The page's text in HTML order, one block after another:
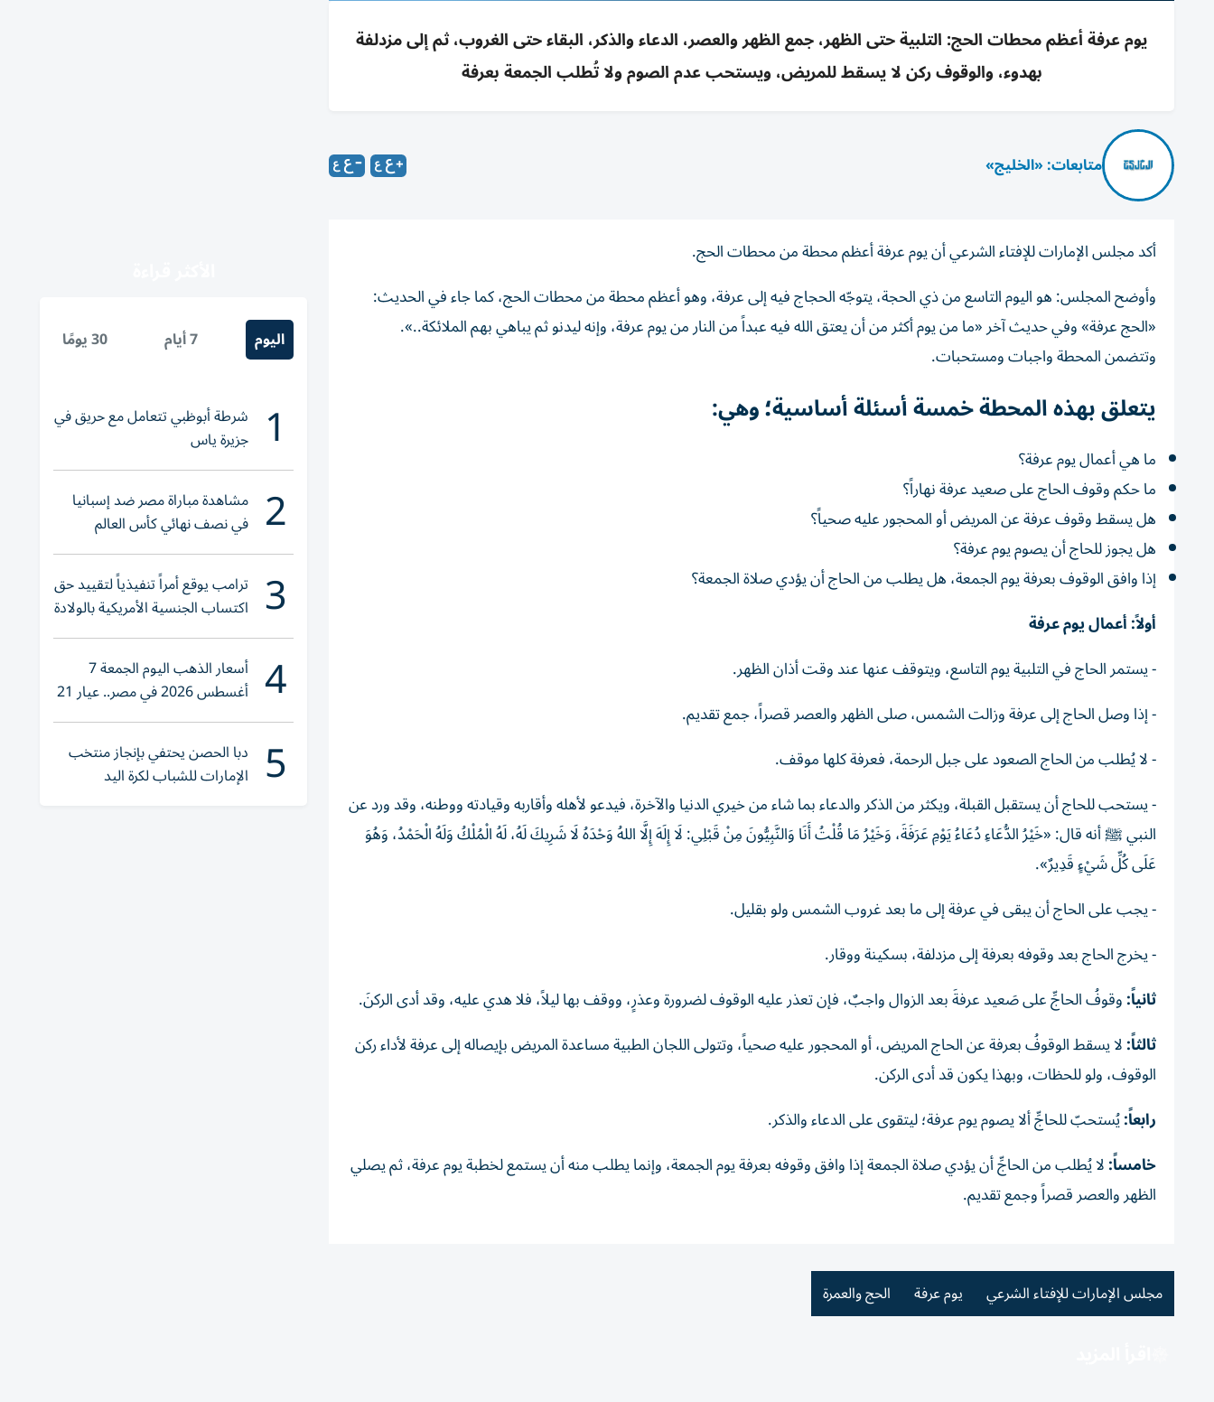
يوم عرفة أعظم محطات الحج: التلبية حتى الظهر، جمع الظهر والعصر، الدعاء والذكر، البقاء حتى الغروب، ثم إلى مزدلفة
بهدوء، والوقوف ركن لا يسقط للمريض، ويستحب عدم الصوم ولا تُطلب الجمعة بعرفة
متابعات: «الخليج»
أكد مجلس الإمارات للإفتاء الشرعي أن يوم عرفة أعظم محطة من محطات الحج.
وأوضح المجلس: هو اليوم التاسع من ذي الحجة، يتوجّه الحجاج فيه إلى عرفة، وهو أعظم محطة من محطات الحج، كما جاء في الحديث:
«الحج عرفة» وفي حديث آخر «ما من يوم أكثر من أن يعتق الله فيه عبداً من النار من يوم عرفة، وإنه ليدنو ثم يباهي بهم الملائكة..».
وتتضمن المحطة واجبات ومستحبات.
يتعلق بهذه المحطة خمسة أسئلة أساسية؛ وهي:
ما هي أعمال يوم عرفة؟
ما حكم وقوف الحاج على صعيد عرفة نهاراً؟
هل يسقط وقوف عرفة عن المريض أو المحجور عليه صحياً؟
هل يجوز للحاج أن يصوم يوم عرفة؟
إذا وافق الوقوف بعرفة يوم الجمعة، هل يطلب من الحاج أن يؤدي صلاة الجمعة؟
أولاً: أعمال يوم عرفة
- يستمر الحاج في التلبية يوم التاسع، ويتوقف عنها عند وقت أذان الظهر.
- إذا وصل الحاج إلى عرفة وزالت الشمس، صلى الظهر والعصر قصراً، جمع تقديم.
- لا يُطلب من الحاج الصعود على جبل الرحمة، فعرفة كلها موقف.
- يستحب للحاج أن يستقبل القبلة، ويكثر من الذكر والدعاء بما شاء من خيري الدنيا والآخرة، فيدعو لأهله وأقاربه وقيادته ووطنه، وقد ورد عن
النبيﷺأنه قال: «خَيْرُ الدُّعَاءِ دُعَاءُ يَوْمِ عَرَفَةَ، وَخَيْرُ مَا قُلْتُ أَنَا وَالنَّبِيُّونَ مِنْ قَبْلِي: لَا إِلَهَ إِلَّا اللهُ وَحْدَهُ لَا شَرِيكَ لَهُ، لَهُ الْمُلْكُ وَلَهُ الْحَمْدُ، وَهُوَ
عَلَى كُلِّ شَيْءٍ قَدِيرٌ».
- يجب على الحاج أن يبقى في عرفة إلى ما بعد غروب الشمس ولو بقليل.
- يخرج الحاج بعد وقوفه بعرفة إلى مزدلفة، بسكينة ووقار.
ثانياً:وقوفُ الحاجِّ على صَعيد عرفةَ بعد الزوال واجبٌ، فإن تعذر عليه الوقوف لضرورة وعذرٍ، ووقف بها ليلاً، فلا هدي عليه، وقد أدى الركنَ.
ثالثاً:لا يسقط الوقوفُ بعرفة عن الحاج المريض، أو المحجور عليه صحياً، وتتولى اللجان الطبية مساعدة المريض بإيصاله إلى عرفة لأداء ركن
الوقوف، ولو للحظات، وبهذا يكون قد أدى الركن.
رابعاً:يُستحبّ للحاجِّ ألا يصوم يوم عرفة؛ ليتقوى على الدعاء والذكر.
خامساً:لا يُطلب من الحاجِّ أن يؤدي صلاة الجمعة إذا وافق وقوفه بعرفة يوم الجمعة، وإنما يطلب منه أن يستمع لخطبة يوم عرفة، ثم يصلي
الظهر والعصر قصراً وجمع تقديم.
مجلس الإمارات للإفتاء الشرعي يوم عرفة الحج والعمرة
اليوم 7 أيام 30 يومًا
1 شرطة أبوظبي تتعامل مع حريق في
جزيرة ياس
2 مشاهدة مباراة مصر ضد إسبانيا
في نصف نهائي كأس العالم
لناشئات اليد 2026
3 ترامب يوقع أمراً تنفيذياً لتقييد حق
اكتساب الجنسية الأمريكية بالولادة
4 أسعار الذهب اليوم الجمعة 7
أغسطس 2026 في مصر.. عيار 21
يقترب من هذا الرقم
5 دبا الحصن يحتفي بإنجاز منتخب
الإمارات للشباب لكرة اليد